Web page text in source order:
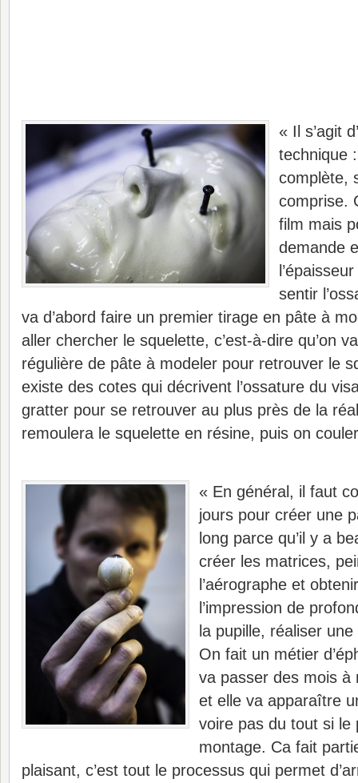
« Il s’agit
technique
complète,
comprise.
film mais
demande
sentir
va d’abord faire un premier tirage en pâte à
aller chercher le squelette, c’est-à-dire qu’on
régulière de pâte à modeler pour retrouver le
existe des cotes qui décrivent l’ossature du
gratter pour se retrouver au plus près de la
remoulera le squelette en résine, puis on
« En général, il faut
jours pour créer une
long parce qu’il y a
créer les matrices,
l’aérographe et
l’impression de
la pupille, réaliser
On fait un métier
va passer des mois à
et elle va apparaître
voire pas du tout si le
montage. Ca fait
plaisant, c’est tout le processus qui permet